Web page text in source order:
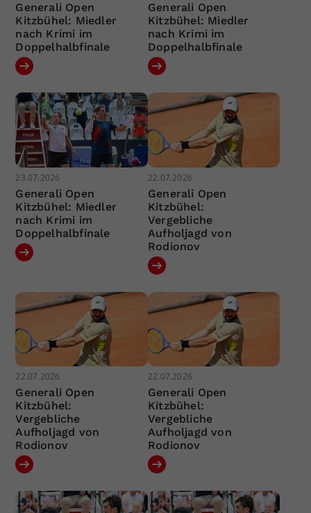
Generali Open
Kitzbühel: Miedler
nach Krimi im
Doppelhalbfinale
Generali Open
Kitzbühel: Miedler
nach Krimi im
Doppelhalbfinale
23.07.2026
Generali Open
Kitzbühel: Miedler
nach Krimi im
Doppelhalbfinale
22.07.2026
Generali Open
Kitzbühel:
Vergebliche
Aufholjagd von
Rodionov
22.07.2026
Generali Open
Kitzbühel:
Vergebliche
Aufholjagd von
Rodionov
22.07.2026
Generali Open
Kitzbühel:
Vergebliche
Aufholjagd von
Rodionov